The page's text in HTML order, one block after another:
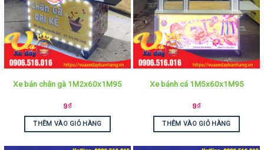
Xe bán chân gà 1M2x60x1M95
9₫
THÊM VÀO GIỎ HÀNG
Xe bánh cá 1M5x60x1M95
9₫
THÊM VÀO GIỎ HÀNG